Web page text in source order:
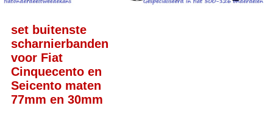
set buitenste
scharnierbanden
voor Fiat
Cinquecento en
Seicento maten
77mm en 30mm